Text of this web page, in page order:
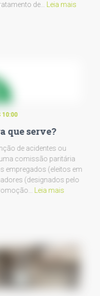
de…
Leia mais
10:00
que serve?
de acidentes ou
comissão paritária
empregados (eleitos em
(designados pelo
Leia mais